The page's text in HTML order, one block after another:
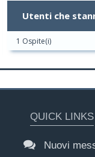
Utenti che
1 Ospite(i)
QUICK LINKS
Nuovi